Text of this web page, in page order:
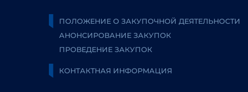
ПОЛОЖЕНИЕ О ЗАКУПОЧНОЙ ДЕЯТЕЛЬНОСТИ
АНОНСИРОВАНИЕ ЗАКУПОК
ПРОВЕДЕНИЕ ЗАКУПОК
КОНТАКТНАЯ ИНФОРМАЦИЯ